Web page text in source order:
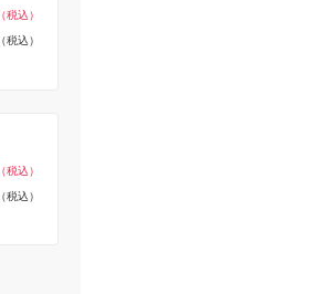
（税込）
（税込）
（税込）
（税込）